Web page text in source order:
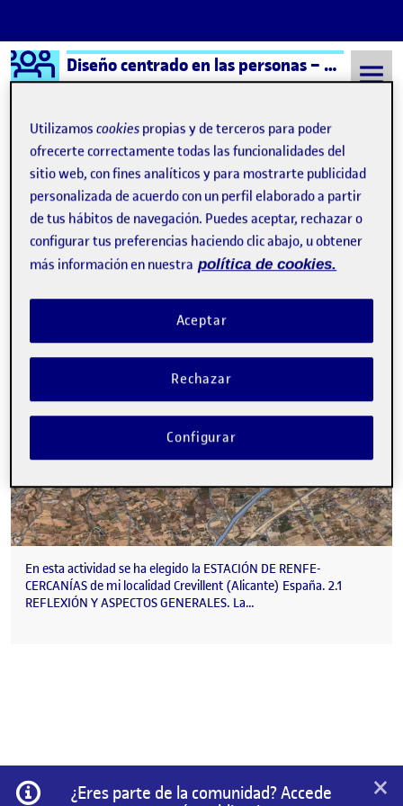
Saltar al contenido
Logo Ágora Diseño centrado en las personas – Aula 2
Semestre 20232 - Aula 2 Manuel Juan Navarro
Manuel Juan Navarro
Publicado por
Manuel Juan Navarro
Fecha de publicación7 marzo, 2024 6:01 pm
1 comentario
En esta actividad se ha elegido la ESTACIÓN DE RENFE-
CERCANÍAS de mi localidad Crevillent (Alicante) España. 2.1
REFLEXIÓN Y ASPECTOS GENERALES. La…
Información
¿Eres parte de la comunidad? Accede
×
Utilizamoscookies propias y de terceros para poder
ofrecerte correctamente todas las funcionalidades del
sitio web, con fines analíticos y para mostrarte publicidad
personalizada de acuerdo con un perfil elaborado a partir
de tus hábitos de navegación. Puedes aceptar, rechazar o
configurar tus preferencias haciendo clic abajo, u obtener
más información en nuestra política de cookies.
Rechazar
Aceptar
Configurar